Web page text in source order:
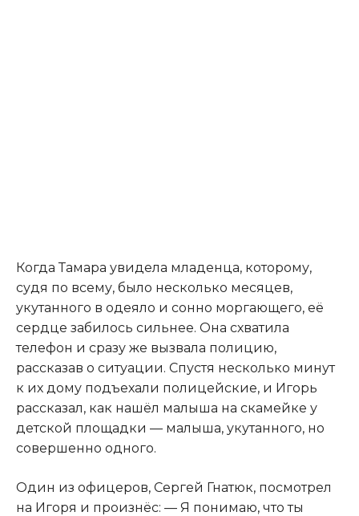
Когда Тамара увидела младенца, которому,
судя по всему, было несколько месяцев,
укутанного в одеяло и сонно моргающего, её
сердце забилось сильнее. Она схватила
телефон и сразу же вызвала полицию,
рассказав о ситуации. Спустя несколько минут
к их дому подъехали полицейские, и Игорь
рассказал, как нашёл малыша на скамейке у
детской площадки — малыша, укутанного, но
совершенно одного.
Один из офицеров, Сергей Гнатюк, посмотрел
на Игоря и произнёс: — Я понимаю, что ты